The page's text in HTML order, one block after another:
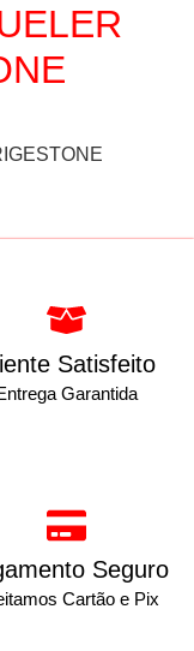
Satisfeito
Garantida
Seguro
Cartão e Pix